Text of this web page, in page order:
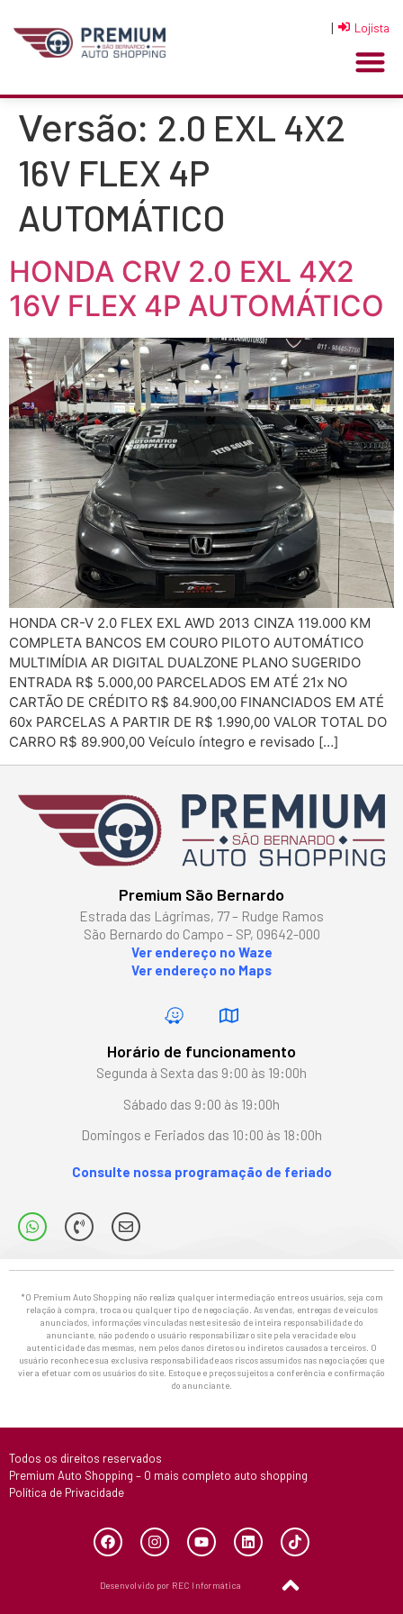
| Lojista
Versão: 2.0 EXL 4X2
16V FLEX 4P
AUTOMÁTICO
HONDA CRV 2.0 EXL 4X2
16V FLEX 4P AUTOMÁTICO
HONDA CR-V 2.0 FLEX EXL AWD 2013 CINZA 119.000 KM
COMPLETA BANCOS EM COURO PILOTO AUTOMÁTICO
MULTIMÍDIA AR DIGITAL DUALZONE PLANO SUGERIDO
ENTRADA R$ 5.000,00 PARCELADOS EM ATÉ 21x NO
CARTÃO DE CRÉDITO R$ 84.900,00 FINANCIADOS EM ATÉ
60x PARCELAS A PARTIR DE R$ 1.990,00 VALOR TOTAL DO
CARRO R$ 89.900,00 Veículo íntegro e revisado […]
Premium São Bernardo
Estrada das Lágrimas, 77 – Rudge Ramos
São Bernardo do Campo – SP, 09642-000
Ver endereço no Waze
Ver endereço no Maps
Horário de funcionamento
Segunda à Sexta das 9:00 às 19:00h
Sábado das 9:00 às 19:00h
Domingos e Feriados das 10:00 às 18:00h
Consulte nossa programação de feriado
*O Premium Auto Shopping não realiza qualquer intermediação entre os usuários, seja com
relação à compra, troca ou qualquer tipo de negociação. As vendas, entregas de veículos
anunciados, informações vinculadas neste site são de inteira responsabilidade do
anunciante, não podendo o usuário responsabilizar o site pela veracidade e/ou
autenticidade das mesmas, nem pelos danos diretos ou indiretos causados a terceiros. O
usuário reconhece sua exclusiva responsabilidade aos riscos assumidos nas negociações que
vier a efetuar com os usuários do site. Estoque e preços sujeitos a conferência e confirmação
do anunciante.
Todos os direitos reservados
Premium Auto Shopping – O mais completo auto shopping
Política de Privacidade
Desenvolvido por REC Informática